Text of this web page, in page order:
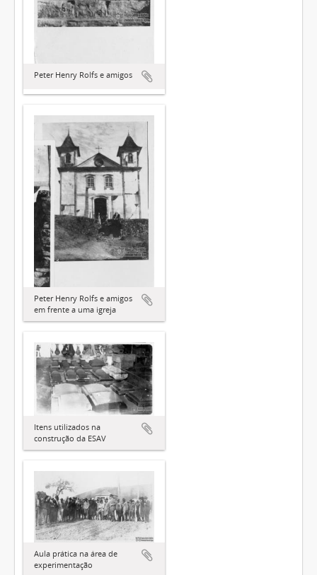
Peter Henry Rolfs e amigos
Peter Henry Rolfs e amigos
em frente a uma igreja
Itens utilizados na
construção da ESAV
Aula prática na área de
experimentação